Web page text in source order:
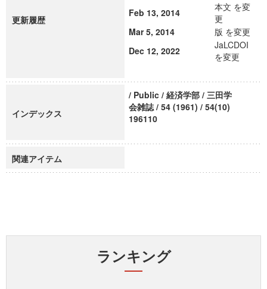
更新履歴
Feb 13, 2014
本文 を変
更
Mar 5, 2014
版 を変更
Dec 12, 2022
JaLCDOI
を変更
インデックス
/ Public / 経済学部 / 三田学
会雑誌 / 54 (1961) / 54(10)
196110
関連アイテム
ランキング